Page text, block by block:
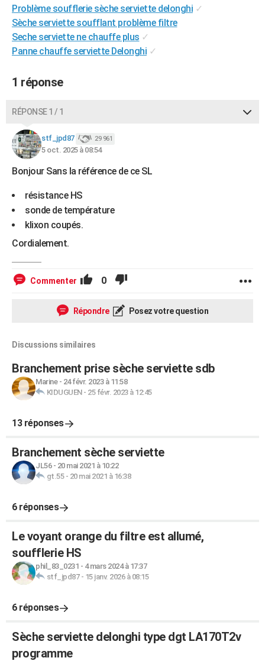
Destinations
City break
Voyage nature
Voyage de noces
Forum
Climat
+PHOTO
GUIDES D'ACHAT
CARTE DE VOEUX
Carte de Noël
Carte Bonne année
Carte Saint-Valentin
Carte Pâques
Carte d'anniversaire
DICTIONNAIRE
Dictionnaire
Biographies
Citations
Expressions
Proverbes
PROGRAMME TV
COPAINS D'AVANT
S'inscrire
Se connecter
Lycées
Collèges
Primaires
Universités
Entreprises
Service militaire
Avis de recherche
Bricolage
Lifestyle
Culture
Sport
Auto
Television
Voyage
Cinema
Problème soufflerie sèche serviette delonghi ✓
Sèche serviette soufflant problème filtre
Seche serviette ne chauffe plus ✓
Panne chauffe serviette Delonghi ✓
1 réponse
RÉPONSE 1 / 1
stf_jpd87 29 961
5 oct. 2025 à 08:54
Bonjour Sans la référence de ce SL
résistance HS
sonde de température
klixon coupés.
Cordialement.
Commenter 0
Répondre Posez votre question
Discussions similaires
Branchement prise sèche serviette sdb
Marine- 24 févr. 2023 à 11:58
KIDUGUEN- 25 févr. 2023 à 12:45
13 réponses
Branchement sèche serviette
JL56- 20 mai 2021 à 10:22
gt.55- 20 mai 2021 à 16:38
6 réponses
Le voyant orange du filtre est allumé,
soufflerie HS
phil_83_0231 - 4 mars 2024 à 17:37
stf_jpd87- 15 janv. 2026 à 08:15
6 réponses
Sèche serviette delonghi type dgt LA170T2v
programme